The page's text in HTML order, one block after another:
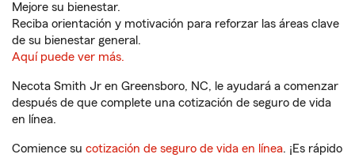
Mejore su bienestar.
Reciba orientación y motivación para reforzar las áreas clave
de su bienestar general.
Aquí puede ver más.
Necota Smith Jr en Greensboro, NC, le ayudará a comenzar
después de que complete una cotización de seguro de vida
en línea.
Comience su cotización de seguro de vida en línea. ¡Es rápido